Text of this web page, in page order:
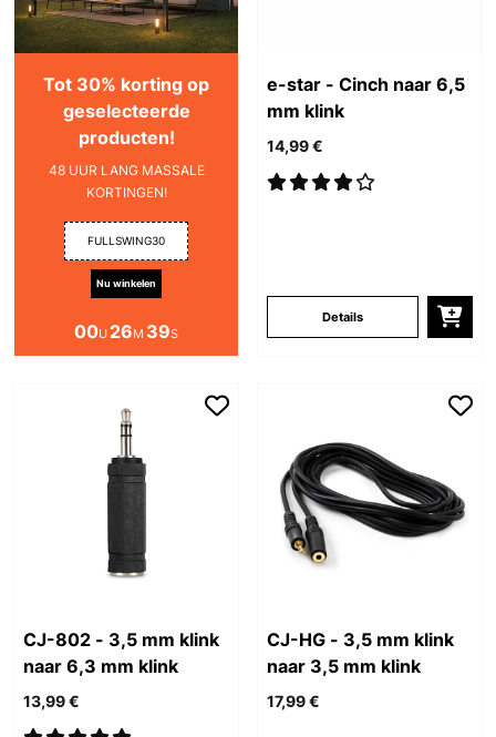
Tot 30% korting op
geselecteerde
producten!
48 UUR LANG MASSALE
KORTINGEN!
FULLSWING30
Nu winkelen
00U 26M 38S
e-star - Cinch naar 6,5
mm klink
14,99 €
Details
CJ-802 - 3,5 mm klink
naar 6,3 mm klink
13,99 €
CJ-HG - 3,5 mm klink
naar 3,5 mm klink
17,99 €